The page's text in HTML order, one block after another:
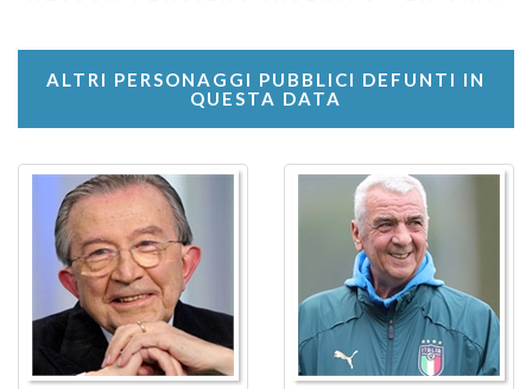
ALTRI PERSONAGGI PUBBLICI DEFUNTI IN
QUESTA DATA